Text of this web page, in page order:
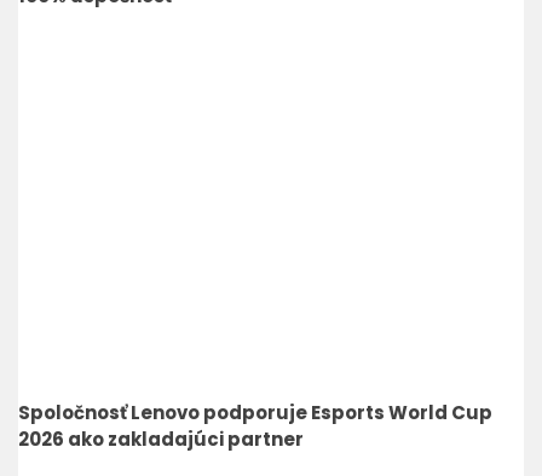
Spoločnosť Lenovo podporuje Esports World Cup
2026 ako zakladajúci partner